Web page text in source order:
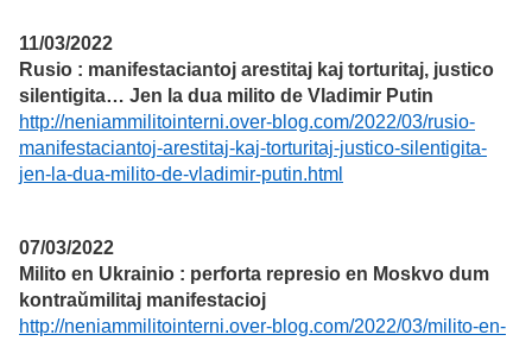
11/03/2022
Rusio : manifestaciantoj arestitaj kaj torturitaj, justico
silentigita… Jen la dua milito de Vladimir Putin
http://neniammilitointerni.over-blog.com/2022/03/rusio-
manifestaciantoj-arestitaj-kaj-torturitaj-justico-silentigita-
jen-la-dua-milito-de-vladimir-putin.html
07/03/2022
Milito en Ukrainio : perforta represio en Moskvo dum
kontraŭmilitaj manifestacioj
http://neniammilitointerni.over-blog.com/2022/03/milito-en-